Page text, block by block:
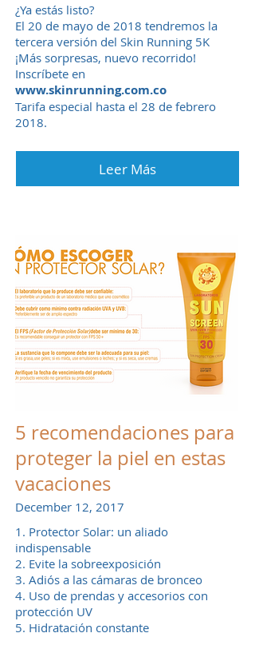
¿Ya estás listo?
El 20 de mayo de 2018 tendremos la
tercera versión del Skin Running 5K
¡Más sorpresas, nuevo recorrido!
Inscríbete en
www.skinrunning.com.co
Tarifa especial hasta el 28 de febrero
2018.
Leer Más
5 recomendaciones para
proteger la piel en estas
vacaciones
December 12, 2017
1. Protector Solar: un aliado
indispensable
2. Evite la sobreexposición
3. Adiós a las cámaras de bronceo
4. Uso de prendas y accesorios con
protección UV
5. Hidratación constante